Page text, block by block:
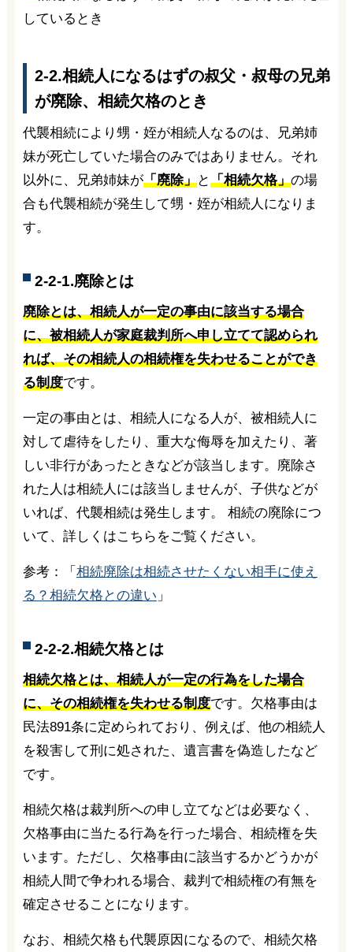
2-2.相続人になるはずの叔父・叔母の兄弟
が廃除、相続欠格のとき
代襲相続により甥・姪が相続人なるのは、兄弟姉
妹が死亡していた場合のみではありません。それ
以外に、兄弟姉妹が「廃除」と「相続欠格」の場
合も代襲相続が発生して甥・姪が相続人になりま
す。
2-2-1.廃除とは
廃除とは、相続人が一定の事由に該当する場合
に、被相続人が家庭裁判所へ申し立てて認められ
れば、その相続人の相続権を失わせることができ
る制度です。
一定の事由とは、相続人になる人が、被相続人に
対して虐待をしたり、重大な侮辱を加えたり、著
しい非行があったときなどが該当します。廃除さ
れた人は相続人には該当しませんが、子供などが
いれば、代襲相続は発生します。 相続の廃除につ
いて、詳しくはこちらをご覧ください。
参考：「 相続廃除は相続させたくない相手に使え
る？相続欠格との違い 」
2-2-2.相続欠格とは
相続欠格とは、相続人が一定の行為をした場合
に、その相続権を失わせる制度です。欠格事由は
民法891条に定められており、例えば、他の相続人
を殺害して刑に処された、遺言書を偽造したなど
です。
相続欠格は裁判所への申し立てなどは必要なく、
欠格事由に当たる行為を行った場合、相続権を失
います。ただし、欠格事由に該当するかどうかが
相続人間で争われる場合、裁判で相続権の有無を
確定させることになります。
なお、相続欠格も代襲原因になるので、相続欠格